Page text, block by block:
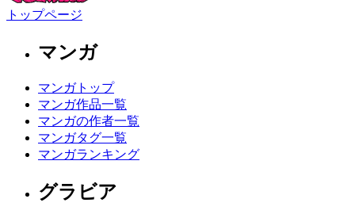
トップページ
マンガ
マンガトップ
マンガ作品一覧
マンガの作者一覧
マンガタグ一覧
マンガランキング
グラビア